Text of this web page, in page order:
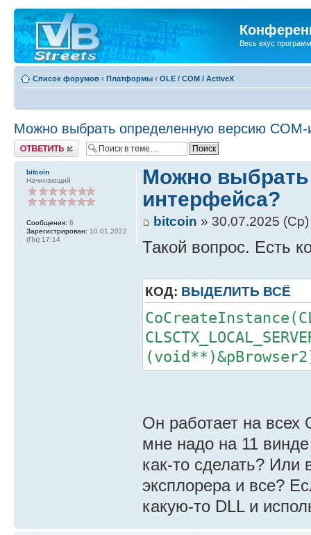
Весь вкус
Список форумов ‹ Платформы ‹ OLE / COM / ActiveX
Можно выбрать определенную версию СОМ-
Ответить
bitcoin
Начинающий
Сообщения: 8
Зарегистрирован: 10.01.2022
(Пн) 17:14
Можно
интерфейса?
bitcoin » 30.07.2025
Такой вопрос. Есть
КОД: ВЫДЕЛИТЬ ВСЁ
Он работает на
мне надо на 11
как-то сделать? Или
эксплорера и все?
какую-то DLL и